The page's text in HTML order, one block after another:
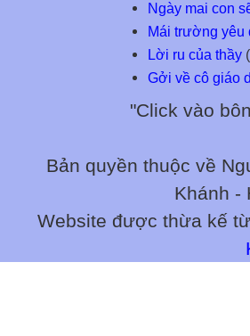
Ngày mai con
Mái trường yêu
Lời ru của thầy
Gởi về cô giáo
"Click vào
Bản quyền thuộc về
Khánh -
Website được thừa kế